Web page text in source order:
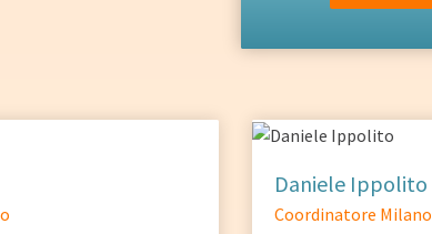
Daniele Ippolito
Coordinatore Milano